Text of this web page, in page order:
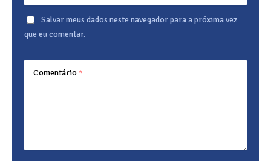
Salvar meus dados neste navegador para a próxima vez
que eu comentar.
Comentário *